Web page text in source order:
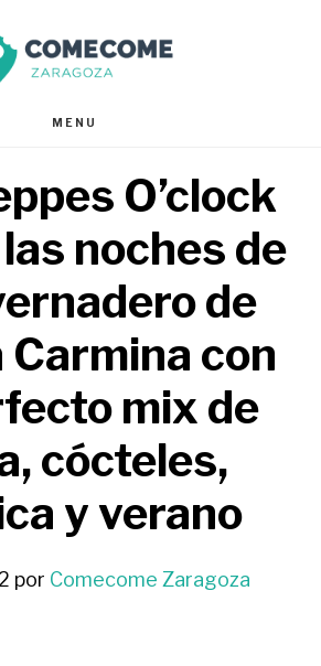
MENU
O’clock
noches de
de
Carmina con
mix de
cócteles,
y verano
por Comecome Zaragoza